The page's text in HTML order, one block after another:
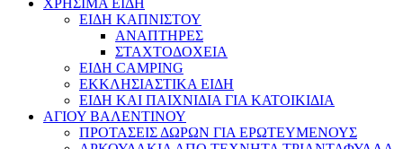
ΧΡΗΣΙΜΑ ΕΙΔΗ
ΕΙΔΗ ΚΑΠΝΙΣΤΟΥ
ΑΝΑΠΤΗΡΕΣ
ΣΤΑΧΤΟΔΟΧΕΙΑ
ΕΙΔΗ CAMPING
ΕΚΚΛΗΣΙΑΣΤΙΚΑ ΕΙΔΗ
ΕΙΔΗ ΚΑΙ ΠΑΙΧΝΙΔΙΑ ΓΙΑ ΚΑΤΟΙΚΙΔΙΑ
ΑΓΙΟΥ ΒΑΛΕΝΤΙΝΟΥ
ΠΡΟΤΑΣΕΙΣ ΔΩΡΩΝ ΓΙΑ ΕΡΩΤΕΥΜΕΝΟΥΣ